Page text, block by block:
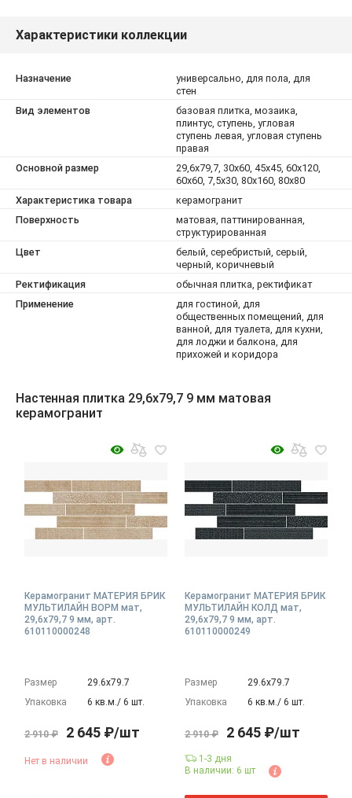
Характеристики коллекции
Назначение
универсально, для пола, для
стен
Вид элементов
базовая плитка, мозаика,
плинтус, ступень, угловая
ступень левая, угловая ступень
правая
Основной размер
29,6x79,7, 30x60, 45x45, 60x120,
60x60, 7,5x30, 80x160, 80x80
Характеристика товара
керамогранит
Поверхность
матовая, паттинированная,
структурированная
Цвет
белый, серебристый, серый,
черный, коричневый
Ректификация
обычная плитка, ректификат
Применение
для гостиной, для
общественных помещений, для
ванной, для туалета, для кухни,
для лоджи и балкона, для
прихожей и коридора
Настенная плитка 29,6x79,7 9 мм матовая
керамогранит
Керамогранит МАТЕРИЯ БРИК
МУЛЬТИЛАЙН ВОРМ мат,
29,6x79,7 9 мм, арт.
610110000248
Размер
29.6х79.7
Упаковка
6 кв.м./ 6 шт.
2 910 ₽ 2 645 ₽/шт
Нет в наличии
Керамогранит МАТЕРИЯ БРИК
МУЛЬТИЛАЙН КОЛД мат,
29,6x79,7 9 мм, арт.
610110000249
Размер
29.6х79.7
Упаковка
6 кв.м./ 6 шт.
2 910 ₽ 2 645 ₽/шт
1-3 дня
В наличии: 6 шт